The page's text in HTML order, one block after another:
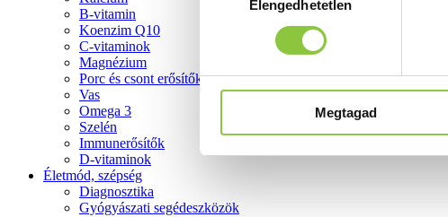
kiválasztásaElengedhetetlen
Megtagad
B-vitamin
Koenzim Q10
C-vitaminok
Magnézium
Porc és csont erősítők
Vas
Omega 3
Szelén
Immunerősítők
D-vitaminok
Életmód, szépség
Diagnosztika
Gyógyászati segédeszközök